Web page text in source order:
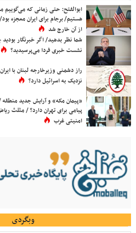
ابوالفتح: حتی زمانی که می‌گوییم
هستیم/ برجام برای ایران معجزه
از آن خارج شد
شما نظر بدهید/ اگر خبرنگار
نشست خبری فردا می‌پرسیدید؟
راز دشمنی وزیرخارجه لبنان با
نزدیک به اسرائیل دارد؟
«پیمان مکه» و آرایش جدید
پیامی برای تهران دارد؟ / مثلث
امنیتی غرب
وبگردی